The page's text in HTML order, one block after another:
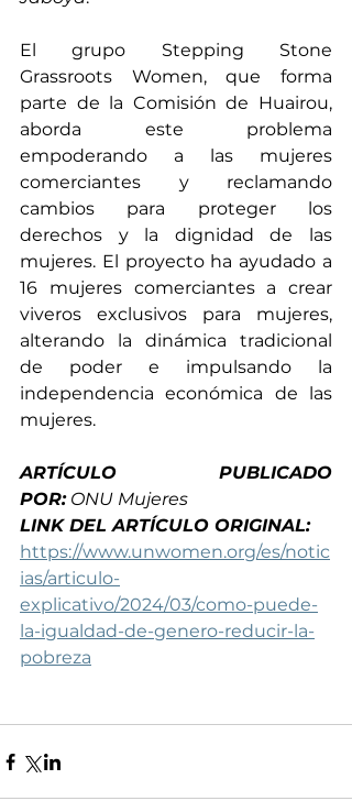
El grupo Stepping Stone
Grassroots Women, que forma
parte de la Comisión de Huairou,
aborda este problema
empoderando a las mujeres
comerciantes y reclamando
cambios para proteger los
derechos y la dignidad de las
mujeres. El proyecto ha ayudado a
16 mujeres comerciantes a crear
viveros exclusivos para mujeres,
alterando la dinámica tradicional
de poder e impulsando la
independencia económica de las
mujeres.
ARTÍCULO PUBLICADO
POR: ONU Mujeres
LINK DEL ARTÍCULO ORIGINAL:
https://www.unwomen.org/es/notic
ias/articulo-
explicativo/2024/03/como-puede-
la-igualdad-de-genero-reducir-la-
pobreza